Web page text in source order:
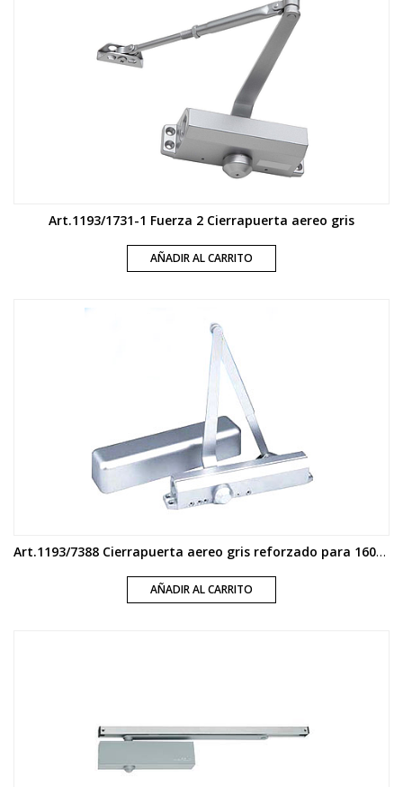
Art.1193/1731-1 Fuerza 2 Cierrapuerta aereo gris
AÑADIR AL CARRITO
Art.1193/7388 Cierrapuerta aereo gris reforzado para 1600 mm
AÑADIR AL CARRITO